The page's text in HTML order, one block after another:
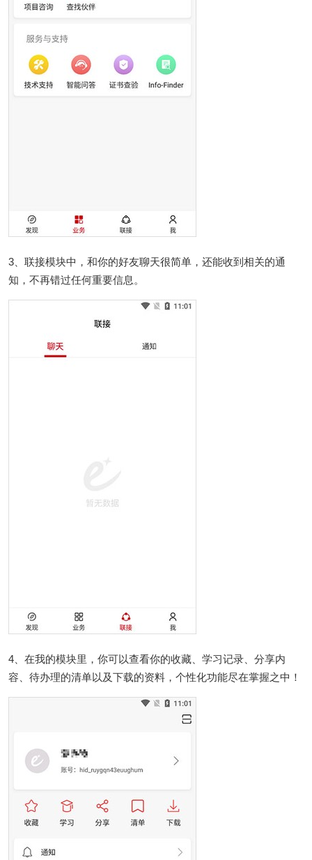
3、联接模块中，和你的好友聊天很简单，还能收到相关的通
知，不再错过任何重要信息。
4、在我的模块里，你可以查看你的收藏、学习记录、分享内
容、待办理的清单以及下载的资料，个性化功能尽在掌握之中！